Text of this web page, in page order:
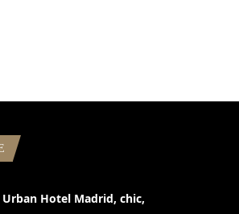
Urban Hotel Madrid, chic,